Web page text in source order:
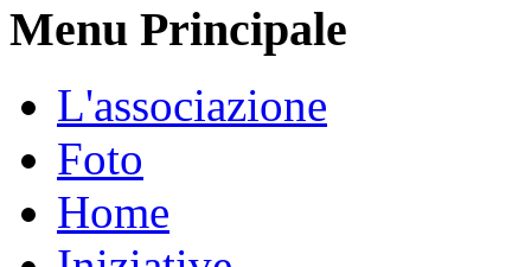
Menu Principale
L'associazione
Foto
Home